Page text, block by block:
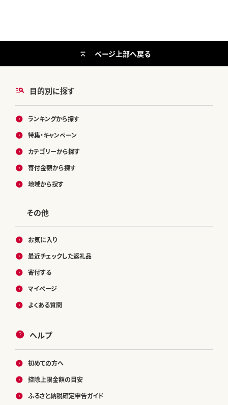
目的別に探す
ランキングから探す
特集・キャンペーン
カテゴリーから探す
寄付金額から探す
地域から探す
その他
お気に入り
最近チェックした返礼品
寄付する
マイページ
よくある質問
ヘルプ
初めての方へ
控除上限金額の目安
ふるさと納税確定申告ガイド
ページ上部へ戻る